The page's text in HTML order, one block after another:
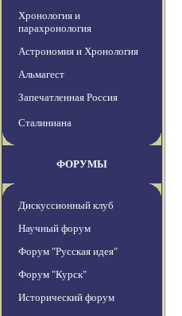
Хронология и
парахронология
Астрономия и Хронология
Альмагест
Запечатленная Россия
Сталиниана
ФОРУМЫ
Дискуссионный клуб
Научный форум
Форум "Русская идея"
Форум "Курск"
Исторический форум